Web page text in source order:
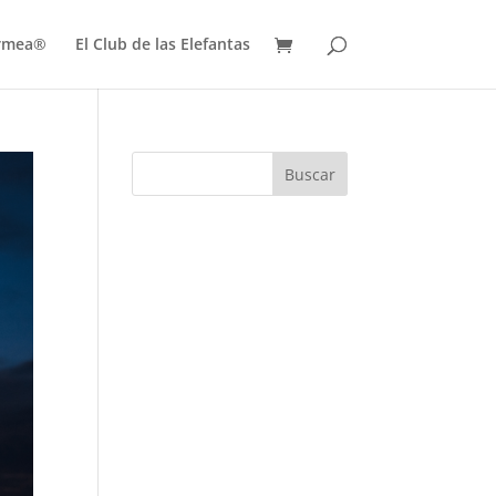
El Club de las Elefantas